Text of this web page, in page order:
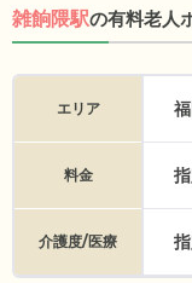
雑餉隈駅の有料老人
エリア
料金
介護度/医療